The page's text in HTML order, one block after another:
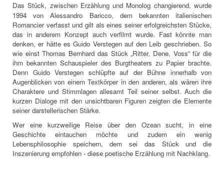
Das Stück, zwischen Erzählung und Monolog changierend, wurde
1994 von Alessandro Baricco, dem bekannten italienischen
Romancier verfasst und gilt als eines seiner erfolgreichsten Stücke,
das in anderem Konzept auch verfilmt wurde. Fast könnte man
denken, er hätte es Guido Verstegen auf den Leib geschrieben. So
wie einst Thomas Bernhard das Stück „Ritter, Dene, Voss“ für die
ihm bekannten Schauspieler des Burgtheaters zu Papier brachte.
Denn Guido Verstegen schlüpfte auf der Bühne innerhalb von
Augenblicken von einem Textkörper in den anderen, als wären ihre
Charaktere und Stimmlagen allesamt Teil seiner selbst. Auch die
kurzen Dialoge mit den unsichtbaren Figuren zeigten die Elemente
seiner darstellerischen Stärke.
Wer eine kurzweilige Reise über den Ozean sucht, in eine
Geschichte eintauchen möchte und zudem ein wenig
Lebensphilosophie speichern, dem sei das Stück und die
Inszenierung empfohlen - diese poetische Erzählung mit Nachklang.